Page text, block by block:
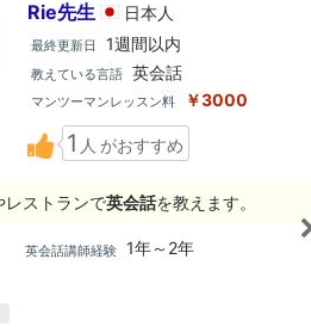
Rie先生 日本 人
最終更新日 1週間以内
教えている言語 英会話
マンツーマンレッスン料 ￥3000
1 人 がおすすめ
レストランで英会話を教えます。
英会話講師経験
1年～2年